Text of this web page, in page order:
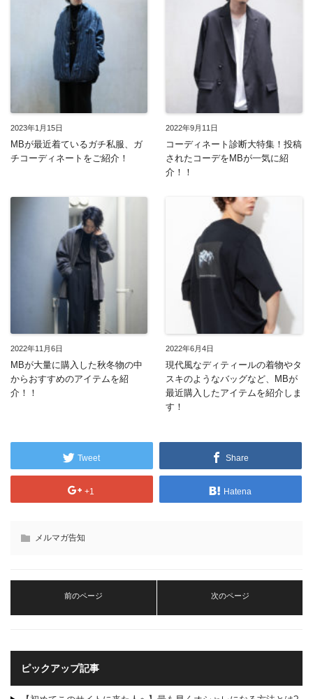
2023年1月15日
MBが最近着ているガチ私服、ガ
チコーディネートをご紹介！
2022年9月11日
コーディネート診断大特集！投稿
されたコーデをMBが一気に紹
介！！
2022年11月6日
MBが大量に購入した秋冬物の中
からおすすめのアイテムを紹
介！！
2022年6月4日
現代風なディティールの着物やタ
スキのようなバッグなど、MBが
最近購入したアイテムを紹介しま
す！
Tweet Share
+1 Hatena
メルマガ告知
前のページ 次のページ
ピックアップ記事